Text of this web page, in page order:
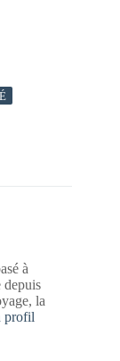
à
depuis
la
profil